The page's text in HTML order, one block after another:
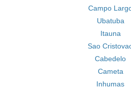
Campo
Ubatuba
Itauna
Sao
Cabedelo
Cameta
Inhumas